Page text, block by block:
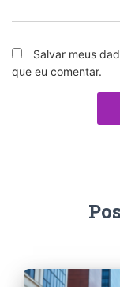
Salvar meus
que eu comentar.